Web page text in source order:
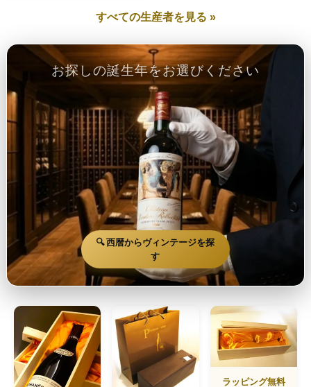
すべての生産者を見る »
お探しの誕生年をお選びください
🔍 西暦からヴィンテージを探
す
ラッピング無料